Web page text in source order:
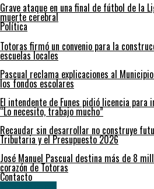
Grave ataque en una final de fútbol de la
muerte cerebral
Política
Totoras firmó un convenio para la
escuelas locales
Pascual reclama explicaciones al
los fondos escolares
El intendente de Funes pidió licencia
“Lo necesito, trabajo mucho”
Recaudar sin desarrollar no construye
Tributaria y el Presupuesto 2026
José Manuel Pascual destina más de 8
corazón de Totoras
Contacto